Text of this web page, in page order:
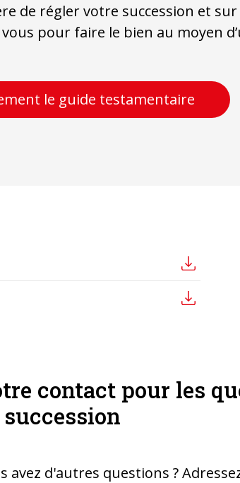
de régler votre succession et sur
pour faire le bien au moyen
le guide testamentaire
contact pour les
succession
avez d'autres questions ?